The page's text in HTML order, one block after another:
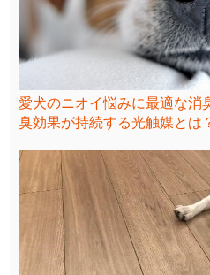
愛犬のニオイ悩みに最適な消
臭効果が持続する光触媒とは